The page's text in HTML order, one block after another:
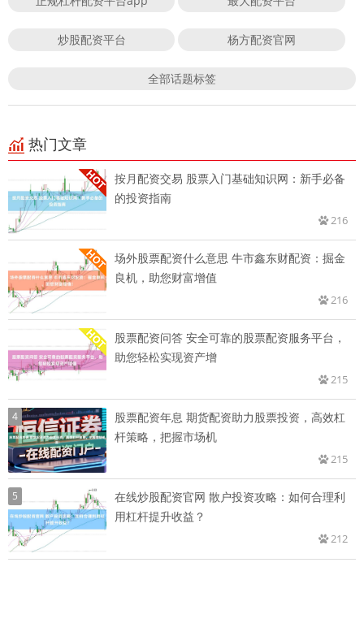
炒股配资平台 杨方配资官网
全部话题标签
热门文章
按月配资交易 股票入门基础知识网：新手必备
的投资指南
216
场外股票配资什么意思 牛市鑫东财配资：掘金
良机，助您财富增值
216
股票配资问答 安全可靠的股票配资服务平台，
助您轻松实现资产增
215
4
股票配资年息 期货配资助力股票投资，高效杠
杆策略，把握市场机
215
5
在线炒股配资官网 散户投资攻略：如何合理利
用杠杆提升收益？
212